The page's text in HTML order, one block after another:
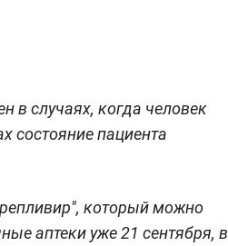
в случаях, когда человек
состояние пациента
который можно
аптеки уже 21 сентября, в